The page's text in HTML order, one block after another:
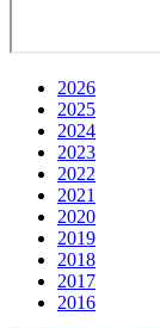
2026
2025
2024
2023
2022
2021
2020
2019
2018
2017
2016